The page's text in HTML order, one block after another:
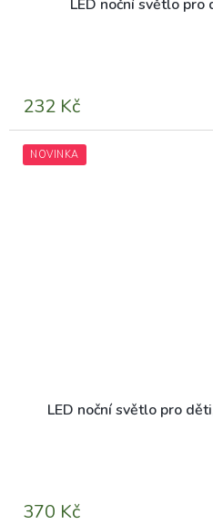
LED noční světlo pro
232 Kč
NOVINKA
LED noční světlo pro
370 Kč